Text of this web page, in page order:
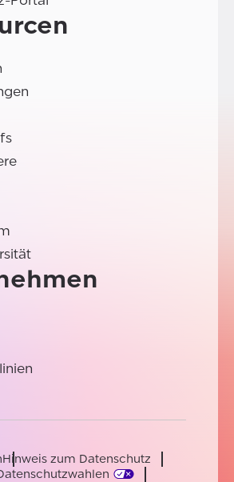
Hinweis zum Datenschutz